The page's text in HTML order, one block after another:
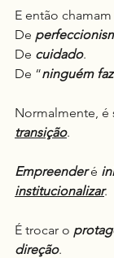
E então
De
De cuidado.
De “ninguém
Normalmente, é
transição.
Empreender é
institucionalizar.
É trocar o
direção.